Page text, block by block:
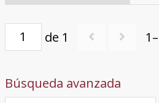
de 1
Búsqueda avanzada